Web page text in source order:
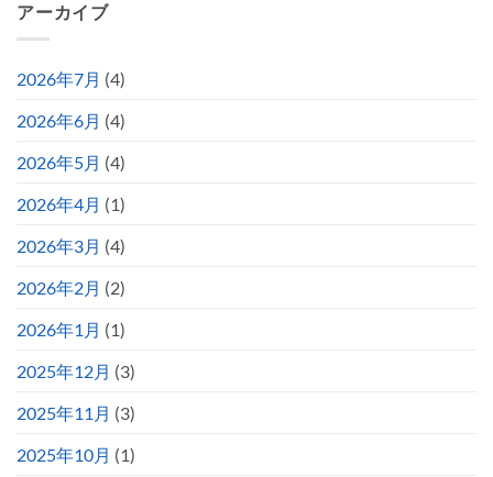
アーカイブ
2026年7月 (4)
2026年6月 (4)
2026年5月 (4)
2026年4月 (1)
2026年3月 (4)
2026年2月 (2)
2026年1月 (1)
2025年12月 (3)
2025年11月 (3)
2025年10月 (1)